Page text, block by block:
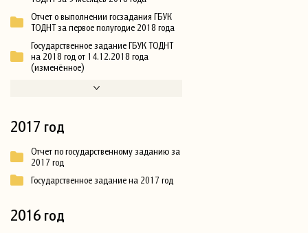
Отчет о выполнении госзадания ГБУК
ТОДНТ за первое полугодие 2018 года
Государственное задание ГБУК ТОДНТ
на 2018 год от 14.12.2018 года
(изменённое)
2017 год
Отчет по государственному заданию за
2017 год
Государственное задание на 2017 год
2016 год